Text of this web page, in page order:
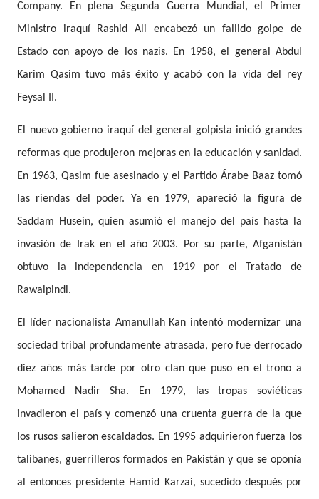
Company. En plena Segunda Guerra Mundial, el Primer
Ministro iraquí Rashid Ali encabezó un fallido golpe de
Estado con apoyo de los nazis. En 1958, el general Abdul
Karim Qasim tuvo más éxito y acabó con la vida del rey
Feysal II.
El nuevo gobierno iraquí del general golpista inició grandes
reformas que produjeron mejoras en la educación y sanidad.
En 1963, Qasim fue asesinado y el Partido Árabe Baaz tomó
las riendas del poder. Ya en 1979, apareció la figura de
Saddam Husein, quien asumió el manejo del país hasta la
invasión de Irak en el año 2003. Por su parte, Afganistán
obtuvo la independencia en 1919 por el Tratado de
Rawalpindi.
El líder nacionalista Amanullah Kan intentó modernizar una
sociedad tribal profundamente atrasada, pero fue derrocado
diez años más tarde por otro clan que puso en el trono a
Mohamed Nadir Sha. En 1979, las tropas soviéticas
invadieron el país y comenzó una cruenta guerra de la que
los rusos salieron escaldados. En 1995 adquirieron fuerza los
talibanes, guerrilleros formados en Pakistán y que se oponía
al entonces presidente Hamid Karzai, sucedido después por